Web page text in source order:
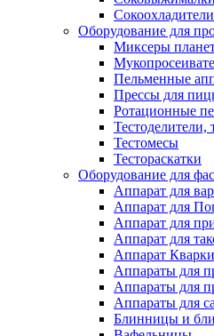
Сокоохладители
Оборудование для
Миксеры
Пельменные
Прессы для
Ротационные
Тестоделители,
Тестомесы
Тестораскатки
Оборудование для
Аппарат для
Аппарат для
Аппарат для
Аппарат для
Аппарат
Аппараты для
Аппараты для
Аппараты для
Блинницы и